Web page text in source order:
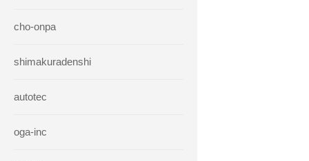
cho-onpa
shimakuradenshi
autotec
oga-inc